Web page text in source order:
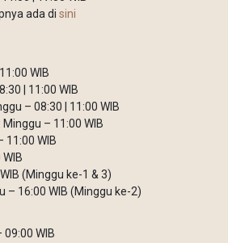
ada di sini
WIB
| 11:00 WIB
– 08:30 | 11:00 WIB
– 11:00 WIB
11:00 WIB
(Minggu ke-1 & 3)
– 16:00 WIB (Minggu ke-2)
09:00 WIB